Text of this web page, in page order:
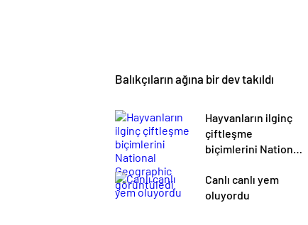
Balıkçıların ağına bir dev takıldı
Hayvanların ilginç
çiftleşme
biçimlerini National
görüntüledi.
Canlı canlı yem
oluyordu